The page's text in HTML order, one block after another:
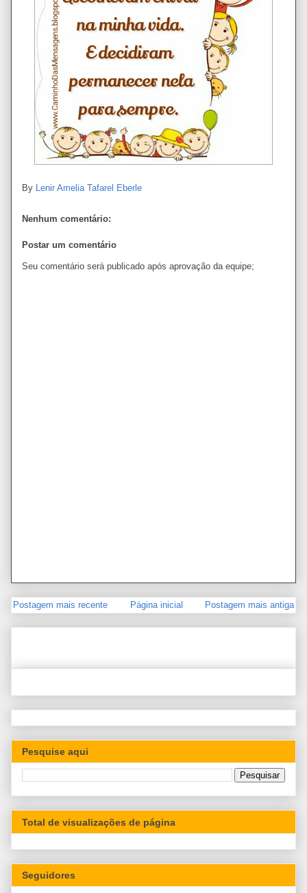
By Lenir Amelia Tafarel Eberle
Nenhum comentário:
Postar um comentário
Seu comentário será publicado após aprovação da equipe;
Postagem mais recente Postagem mais antiga
Página inicial
Pesquise aqui
Total de visualizações de página
Seguidores